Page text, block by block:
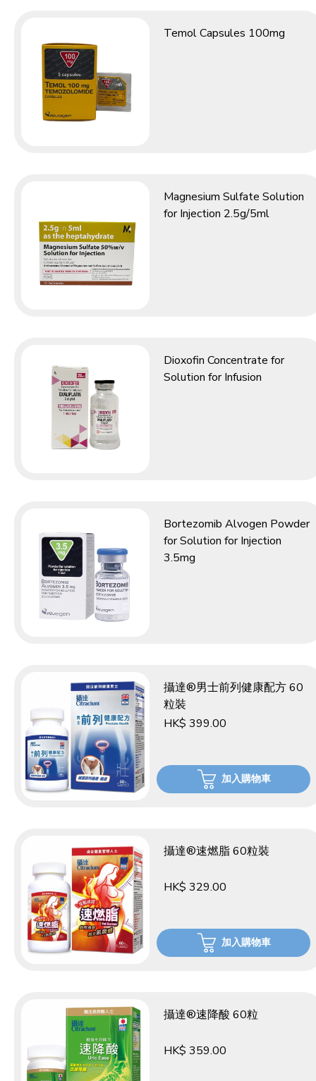
Temol Capsules 100mg
Magnesium Sulfate Solution
for Injection 2.5g/5ml
Dioxofin Concentrate for
Solution for Infusion
Bortezomib Alvogen Powder
for Solution for Injection
3.5mg
攝達®男士前列健康配方 60
粒裝
HK$ 399.00
加入購物車
攝達®速燃脂 60粒裝
HK$ 329.00
加入購物車
攝達®速降酸 60粒
HK$ 359.00